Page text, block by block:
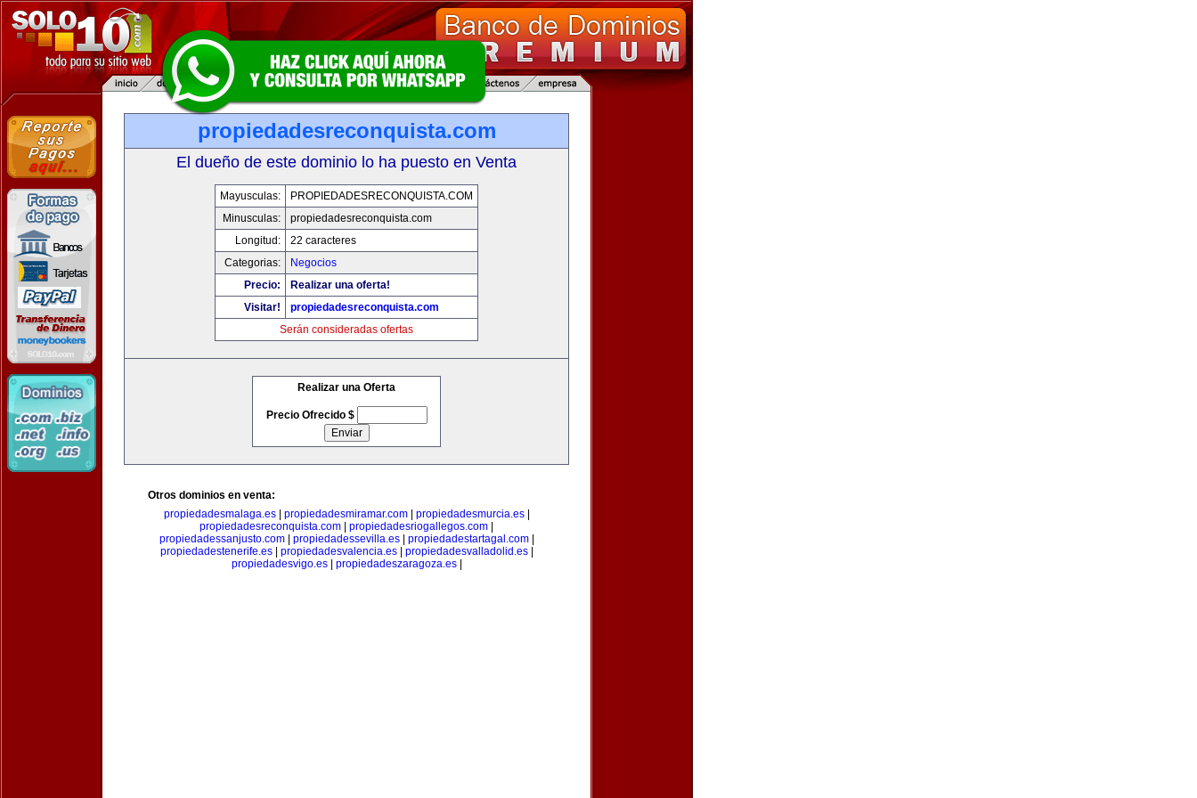
propiedadesreconquista.com
El dueño de este dominio lo ha puesto en Venta
Mayusculas:
PROPIEDADESRECONQUISTA.COM
Minusculas:
propiedadesreconquista.com
Longitud:
22 caracteres
Categorias:
Negocios
Precio:
Realizar una oferta!
Visitar!
propiedadesreconquista.com
Serán consideradas ofertas
Realizar una Oferta
Precio Ofrecido $
Otros dominios en venta:
propiedadesmalaga.es| propiedadesmiramar.com| propiedadesmurcia.es|
propiedadesreconquista.com
propiedadesriogallegos.com
propiedadessanjusto.com| propiedadessevilla.es| propiedadestartagal.com|
propiedadestenerife.es| propiedadesvalencia.es| propiedadesvalladolid.es|
propiedadesvigo.es| propiedadeszaragoza.es|